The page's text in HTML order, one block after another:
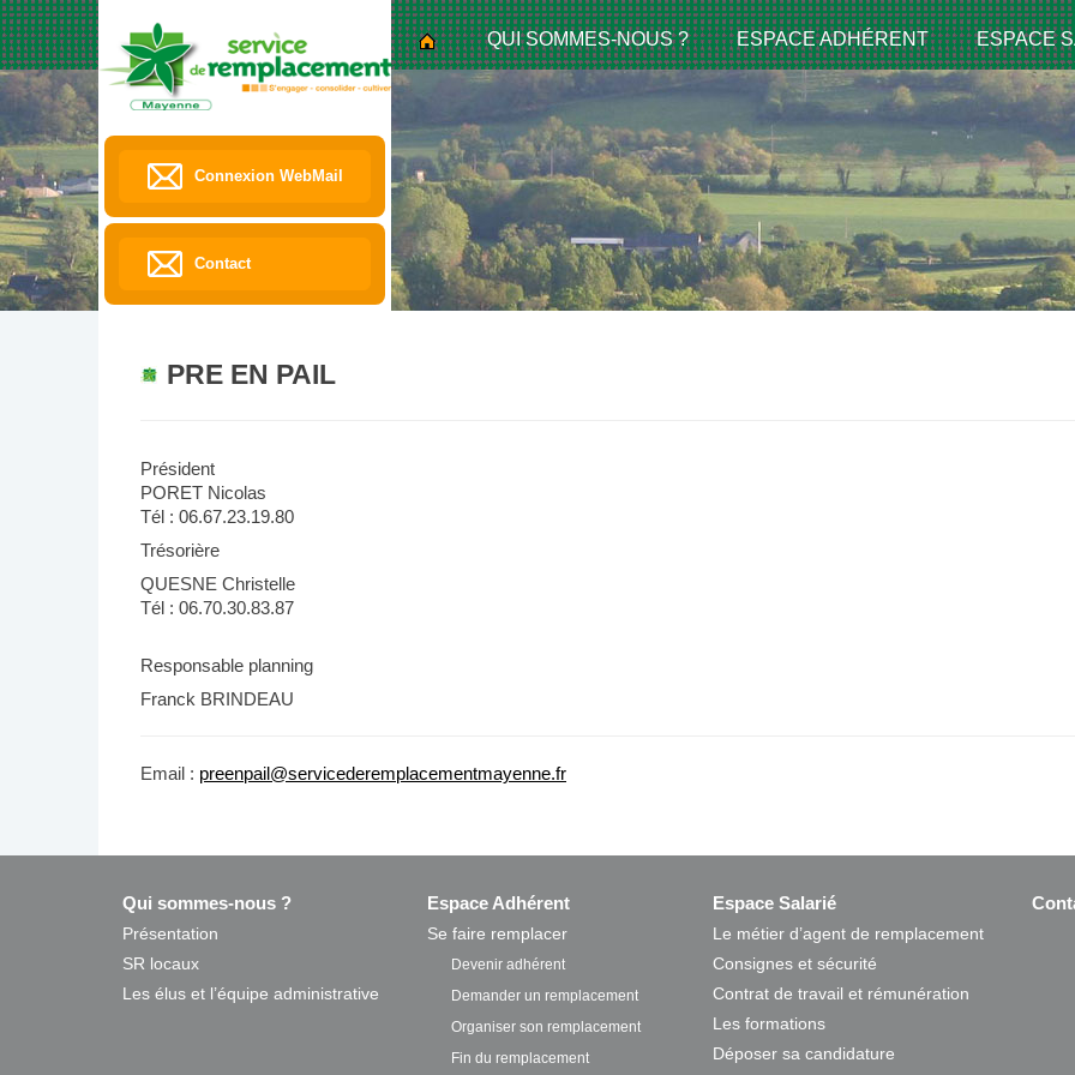
QUI SOMMES-NOUS ? ESPACE ADHÉRENT ESPACE
Connexion WebMail
Contact
PRE EN PAIL
Président
PORET Nicolas
Tél : 06.67.23.19.80
Trésorière
QUESNE Christelle
Tél : 06.70.30.83.87
Responsable planning
Franck BRINDEAU
Email : preenpail@servicederemplacementmayenne.fr
Qui sommes-nous ?
Présentation
SR locaux
Les élus et l’équipe administrative
Espace Adhérent
Se faire remplacer
Devenir adhérent
Demander un remplacement
Organiser son remplacement
Fin du remplacement
Espace Salarié
Le métier d’agent de remplacement
Consignes et sécurité
Contrat de travail et rémunération
Les formations
Déposer sa candidature